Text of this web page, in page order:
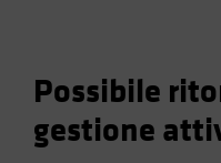
Possibile
gestione